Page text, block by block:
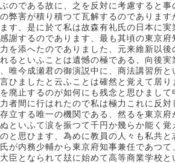
のである故に、之を反対に考慮すると
弊害が積り積つて瓦解するのでありま
す、是に於て私は故森有礼氏の日本に
謝するのであります、最も其頃の東京
を添へたのでありました、元来維新以
るといふことは遺憾の極である、向後
唯今成瀬君の御演説中に、商法講習所
ひましたと云ふことは確然と覚えて居
廃止するのが如何にも残念と思ひまし
者間に行はれたので私は極力これに反
立する唯一の機関である、然るを東京
といふて涙を振つて千円か幾らか能く
と思ひます、為めに教員の人々も私共
が内務少輔から東京府知事兼任であつ
臣となられて玆に始めて高等商業学校